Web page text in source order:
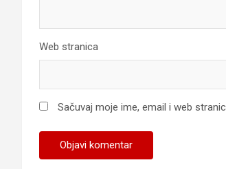
Web stranica
Sačuvaj moje ime, email i web